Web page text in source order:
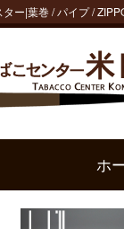
ー|葉巻 / パイプ /
ホ